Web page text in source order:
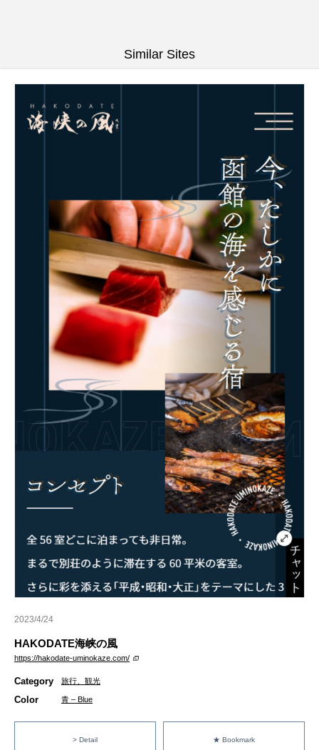
Similar Sites
2023/4/24
HAKODATE海峡の風
https://hakodate-uminokaze.com/
Category 旅行、観光
Color 青 – Blue
> Detail ★ Bookmark